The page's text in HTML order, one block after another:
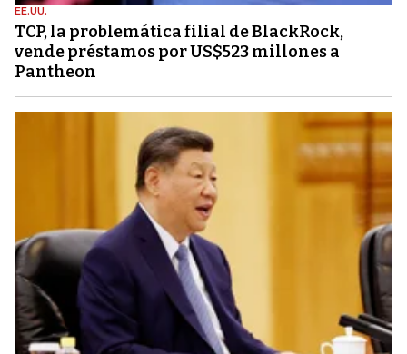
EE.UU.
TCP, la problemática filial de BlackRock,
vende préstamos por US$523 millones a
Pantheon